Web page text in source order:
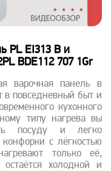
PL EI313 B и
BDE112 707 1Gr
варочная панель в
в повседневный быт и
кухонного
типу нагрева вы
посуду и легко
с лёгкостью
только её,
остаётся холодной и